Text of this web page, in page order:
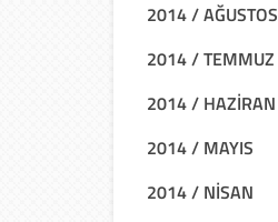
2014 / AĞUSTOS
2014 / TEMMUZ
2014 / HAZİRAN
2014 / MAYIS
2014 / NİSAN